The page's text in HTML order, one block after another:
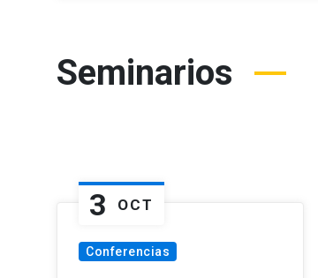
Seminarios
3 OCT
Conferencias